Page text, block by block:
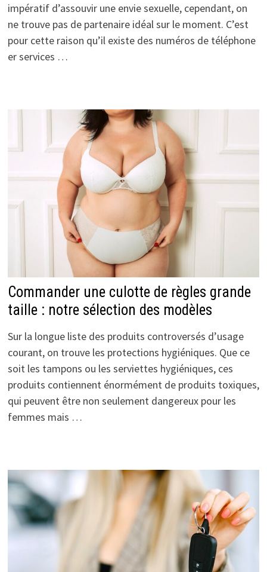
impératif d’assouvir une envie sexuelle, cependant, on
ne trouve pas de partenaire idéal sur le moment. C’est
pour cette raison qu’il existe des numéros de téléphone
er services …
Commander une culotte de règles grande
taille : notre sélection des modèles
Sur la longue liste des produits controversés d’usage
courant, on trouve les protections hygiéniques. Que ce
soit les tampons ou les serviettes hygiéniques, ces
produits contiennent énormément de produits toxiques,
qui peuvent être non seulement dangereux pour les
femmes mais …